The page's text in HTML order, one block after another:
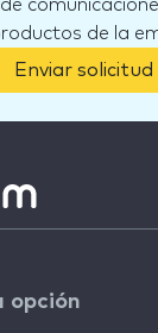
de la
Enviar solicitud
opción